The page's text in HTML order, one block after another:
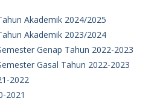
Akademik 2024/2025
Akademik 2023/2024
Genap Tahun 2022-2023
Gasal Tahun 2022-2023
2022
2021